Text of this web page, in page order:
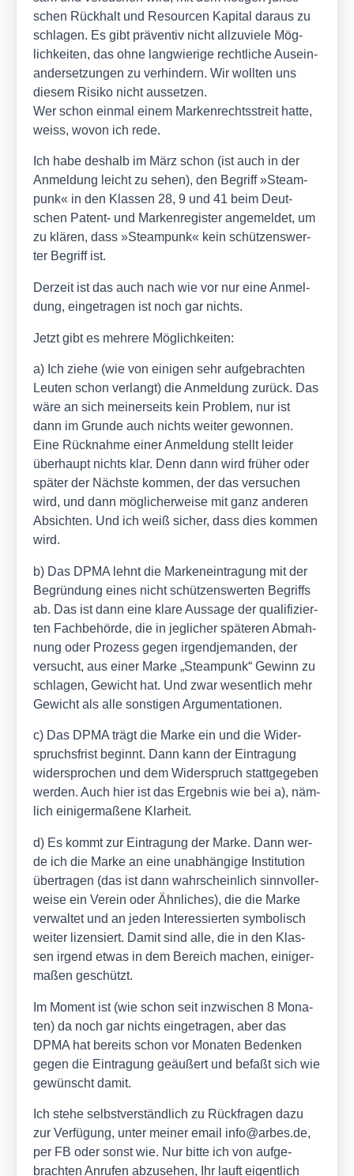
schen Rück­halt und Resour­cen Kapi­tal dar­aus zu
schla­gen. Es gibt prä­ven­tiv nicht all­zu­vie­le Mög­
lich­kei­ten, das ohne lang­wie­ri­ge recht­li­che Aus­ein­
an­der­set­zun­gen zu ver­hin­dern. Wir woll­ten uns
die­sem Risi­ko nicht aus­set­zen.
Wer schon ein­mal einem Mar­ken­rechts­streit hat­te,
weiss, wovon ich rede.
Ich habe des­halb im März schon (ist auch in der
Anmel­dung leicht zu sehen), den Begriff »Steam­
punk« in den Klas­sen 28, 9 und 41 beim Deut­
schen Patent- und Mar­ken­re­gis­ter ange­mel­det, um
zu klä­ren, dass »Steam­punk« kein schüt­zens­wer­
ter Begriff ist.
Der­zeit ist das auch nach wie vor nur eine Anmel­
dung, ein­ge­tra­gen ist noch gar nichts.
Jetzt gibt es meh­re­re Mög­lich­kei­ten:
a) Ich zie­he (wie von eini­gen sehr auf­ge­brach­ten
Leu­ten schon ver­langt) die Anmel­dung zurück. Das
wäre an sich mei­ner­seits kein Pro­blem, nur ist
dann im Grun­de auch nichts wei­ter gewon­nen.
Eine Rück­nah­me einer Anmel­dung stellt lei­der
über­haupt nichts klar. Denn dann wird frü­her oder
spä­ter der Nächs­te kom­men, der das ver­su­chen
wird, und dann mög­li­cher­wei­se mit ganz ande­ren
Absich­ten. Und ich weiß sicher, dass dies kom­men
wird.
b) Das DPMA lehnt die Mar­ken­ein­tra­gung mit der
Begrün­dung eines nicht schüt­zens­wer­ten Begriffs
ab. Das ist dann eine kla­re Aus­sa­ge der qua­li­fi­zier­
ten Fach­be­hör­de, die in jeg­li­cher spä­te­ren Abmah­
nung oder Pro­zess gegen irgend­je­man­den, der
ver­sucht, aus einer Mar­ke „Steam­punk“ Gewinn zu
schla­gen, Gewicht hat. Und zwar wesent­lich mehr
Gewicht als alle sons­ti­gen Argu­men­ta­tio­nen.
c) Das DPMA trägt die Mar­ke ein und die Wider­
spruchs­frist beginnt. Dann kann der Ein­tra­gung
wider­spro­chen und dem Wider­spruch statt­ge­ge­ben
wer­den. Auch hier ist das Ergeb­nis wie bei a), näm­
lich eini­ger­ma­ßene Klar­heit.
d) Es kommt zur Ein­tra­gung der Mar­ke. Dann wer­
de ich die Mar­ke an eine unab­hän­gi­ge Insti­tu­ti­on
über­tra­gen (das ist dann wahr­schein­lich sinn­vol­ler­
wei­se ein Ver­ein oder Ähn­li­ches), die die Mar­ke
ver­wal­tet und an jeden Inter­es­sier­ten sym­bo­lisch
wei­ter lizen­siert. Damit sind alle, die in den Klas­
sen irgend etwas in dem Bereich machen, eini­ger­
ma­ßen geschützt.
Im Moment ist (wie schon seit inzwi­schen 8 Mona­
ten) da noch gar nichts ein­ge­tra­gen, aber das
DPMA hat bereits schon vor Mona­ten Beden­ken
gegen die Ein­tra­gung geäu­ßert und befaßt sich wie
gewünscht damit.
Ich ste­he selbst­ver­ständ­lich zu Rück­fra­gen dazu
zur Ver­fü­gung, unter mei­ner email info@arbes.de,
per FB oder sonst wie. Nur bit­te ich von auf­ge­
brach­ten Anru­fen abzu­se­hen, Ihr lauft eigent­lich